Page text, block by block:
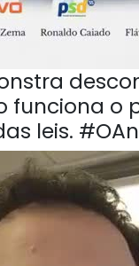
funciona o
leis.